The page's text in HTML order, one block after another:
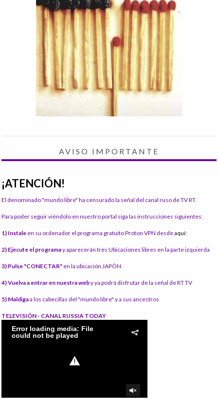
AVISO IMPORTANTE
¡ATENCIÓN!
El denominado "mundo libre" ha censurado la señal del canal ruso de TV RT.
Para poder seguir viéndolo en nuestro portal siga las instrucciones siguientes:
1) Instale en su ordenador el programa gratuito Proton VPN desdeaquí:
2) Ejecute el programay aparecerán tres Ubicaciones libres en la parte izquierda
3) Pulse "CONECTAR" en la ubicación JAPÓN
4) Vuelva a entrar en nuestra weby ya podrá disfrutar de la señal de RT TV
5) Maldigaa los cabecillas del "mundo libre" y a sus ancestros
TELEVISIÓN - CANAL RUSSIA TODAY